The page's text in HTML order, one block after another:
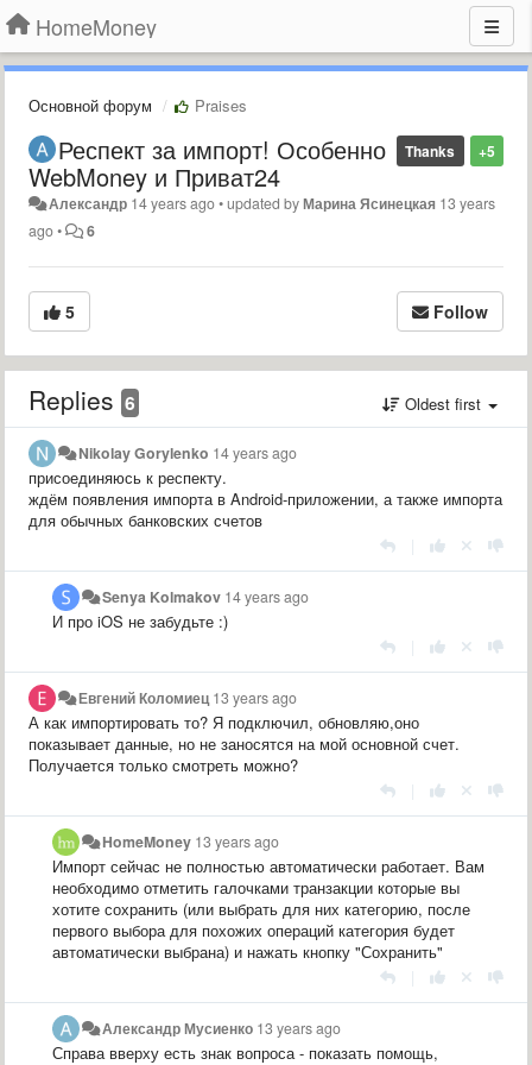
HomeMoney
Основной форум Praises
+5
Thanks
Респект за импорт! Особенно
WebMoney и Приват24
Александр 14 years ago•updated byМарина Ясинецкая 13 years
ago• 6
5 Follow
Replies 6 Oldest first
Nikolay Gorylenko 14 years ago
присоединяюсь к респекту.
ждём появления импорта в Android-приложении, а также импорта
для обычных банковских счетов
Senya Kolmakov 14 years ago
И про iOS не забудьте :)
Евгений Коломиец13 years ago
А как импортировать то? Я подключил, обновляю,оно
показывает данные, но не заносятся на мой основной счет.
Получается только смотреть можно?
HomeMoney 13 years ago
Импорт сейчас не полностью автоматически работает. Вам
необходимо отметить галочками транзакции которые вы
хотите сохранить (или выбрать для них категорию, после
первого выбора для похожих операций категория будет
автоматически выбрана) и нажать кнопку "Сохранить"
Александр Мусиенко 13 years ago
Справа вверху есть знак вопроса - показать помощь,